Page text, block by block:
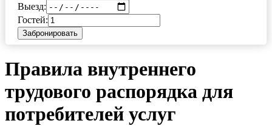
Выезд:
Гостей:
Забронировать
Правила внутреннего
трудового распорядка для
потребителей услуг